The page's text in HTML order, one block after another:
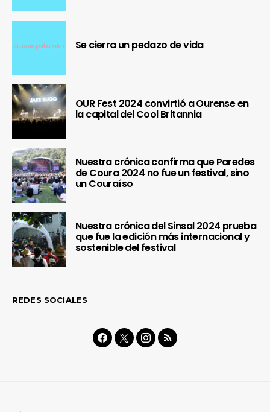
Se cierra un pedazo de vida
OUR Fest 2024 convirtió a Ourense en
la capital del Cool Britannia
Nuestra crónica confirma que Paredes
de Coura 2024 no fue un festival, sino
un Couraíso
Nuestra crónica del Sinsal 2024 prueba
que fue la edición más internacional y
sostenible del festival
REDES SOCIALES